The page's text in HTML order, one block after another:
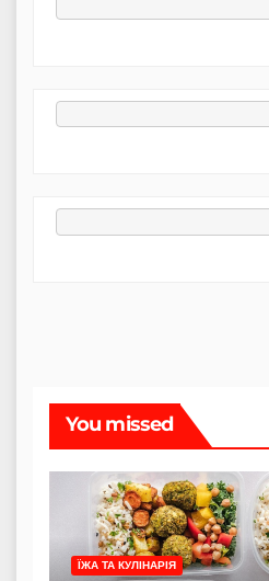
You missed
ЇЖА ТА КУЛІНАРІЯ